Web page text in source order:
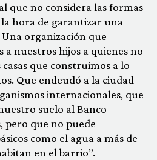
que no considera las formas
hora de garantizar una
organización que
a nuestros hijos a quienes no
que construimos a lo
Que endeudó a la ciudad
internacionales, que
suelo al Banco
pero que no puede
como el agua a más de
en el barrio”.